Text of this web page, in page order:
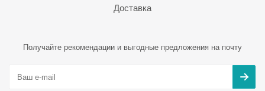
Доставка
Получайте рекомендации и выгодные предложения на почту